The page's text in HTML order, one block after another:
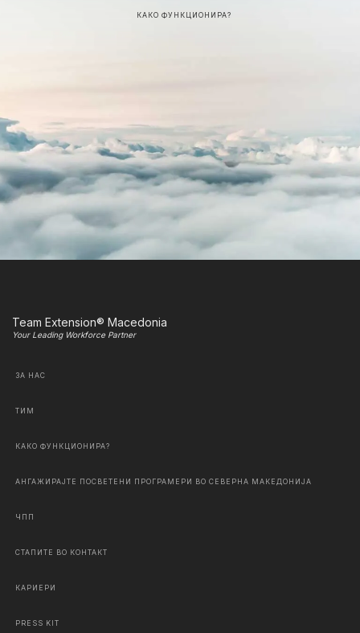
КАКО ФУНКЦИОНИРА?
Team Extension® Macedonia
Your Leading Workforce Partner
ЗА НАС
ТИМ
КАКО ФУНКЦИОНИРА?
АНГАЖИРАЈТЕ ПОСВЕТЕНИ ПРОГРАМЕРИ ВО СЕВЕРНА МАКЕДОНИЈА
ЧПП
СТАПИТЕ ВО КОНТАКТ
КАРИЕРИ
PRESS KIT